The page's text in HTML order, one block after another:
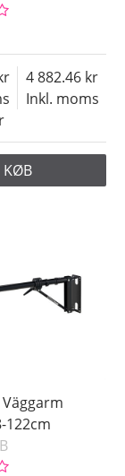
Inkl. moms
4 882.46
KØB
122cm